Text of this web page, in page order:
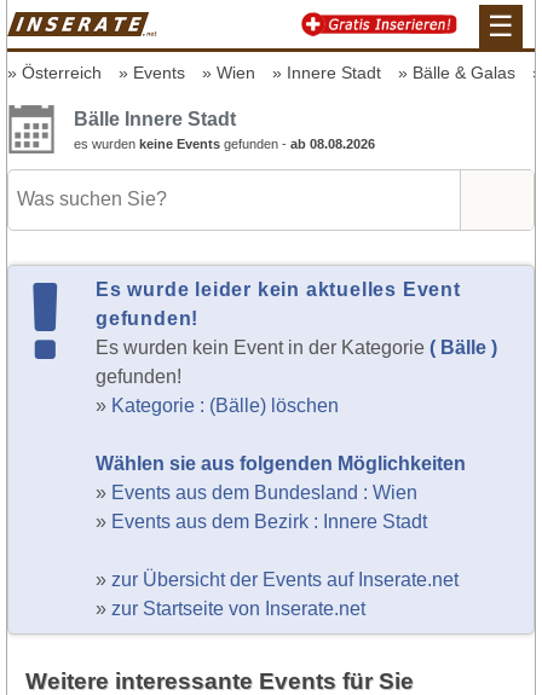
☰
Österreich Events Wien Innere Stadt Bälle & Galas
Bälle Innere Stadt
es wurden keine Events gefunden - ab 08.08.2026
Es wurde leider kein aktuelles Event
gefunden!
Es wurden kein Event in der Kategorie ( Bälle )
gefunden!
» Kategorie : (Bälle) löschen
Wählen sie aus folgenden Möglichkeiten
» Events aus dem Bundesland : Wien
» Events aus dem Bezirk : Innere Stadt
» zur Übersicht der Events auf Inserate.net
» zur Startseite von Inserate.net
Weitere interessante Events für Sie